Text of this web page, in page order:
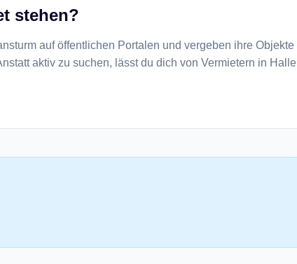
stehen?
auf öffentlichen Portalen und vergeben ihre Objekte
aktiv zu suchen, lässt du dich von Vermietern in